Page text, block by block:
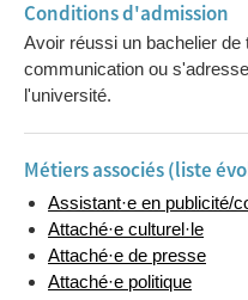
Conditions d'admission
Avoir réussi un bachelier de
communication ou
l'université.
Métiers associés (liste
Assistant·e en publicité/
Attaché·e culturel·le
Attaché·e de presse
Attaché·e politique